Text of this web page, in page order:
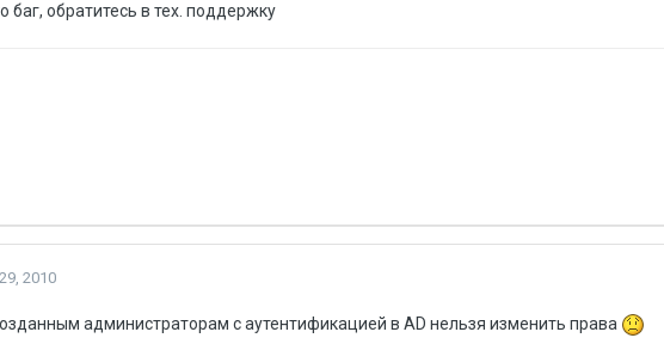
баг, обратитесь в тех. поддержку
2010
администраторам с аутентификацией в AD нельзя изменить права